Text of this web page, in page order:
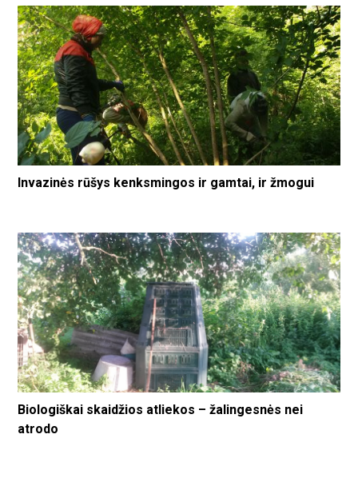
Invazinės rūšys kenksmingos ir gamtai, ir žmogui
Biologiškai skaidžios atliekos – žalingesnės nei
atrodo